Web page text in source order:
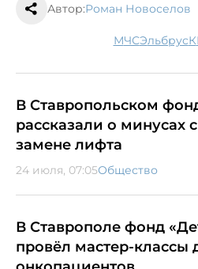
Автор:Роман Новоселов
МЧС Эльбрус
В Ставропольском
рассказали о минусах
замене лифта
24 июля, 07:05Общество
В Ставрополе фонд
провёл мастер-классы